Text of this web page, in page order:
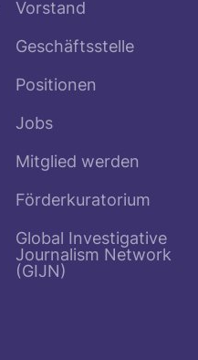
Vorstand
Geschäftsstelle
Positionen
Jobs
Mitglied werden
Förderkuratorium
Global Investigative
Journalism Network
(GIJN)